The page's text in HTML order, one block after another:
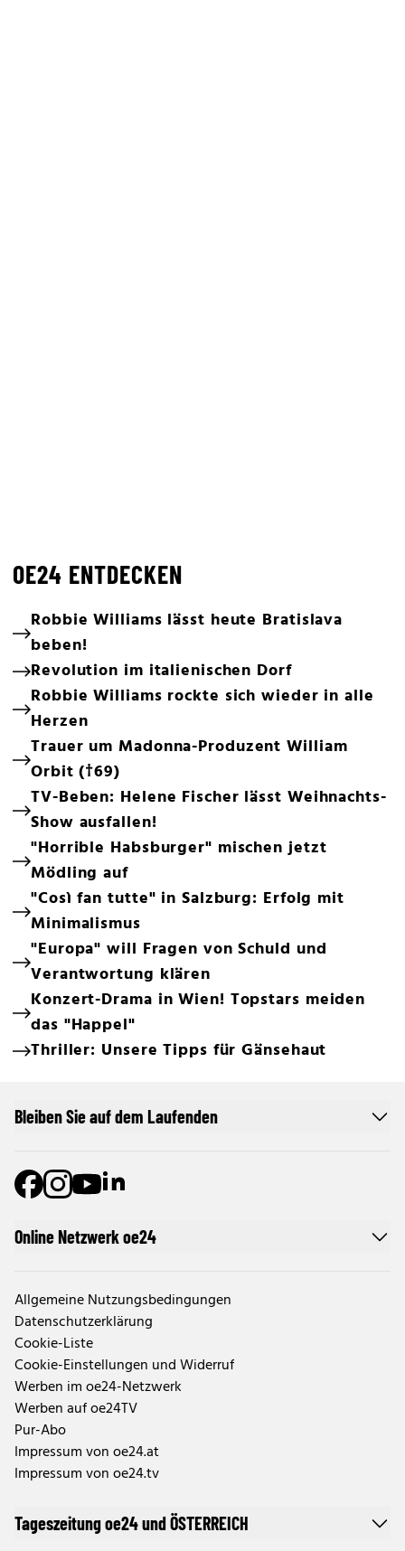
OE24 ENTDECKEN
Robbie Williams lässt heute Bratislava
beben!
Revolution im italienischen Dorf
Robbie Williams rockte sich wieder in alle
Herzen
Trauer um Madonna-Produzent William
Orbit (†69)
TV-Beben: Helene Fischer lässt Weihnachts-
Show ausfallen!
"Horrible Habsburger" mischen jetzt
Mödling auf
"Così fan tutte" in Salzburg: Erfolg mit
Minimalismus
"Europa" will Fragen von Schuld und
Verantwortung klären
Konzert-Drama in Wien! Topstars meiden
das "Happel"
Thriller: Unsere Tipps für Gänsehaut
Online Netzwerk oe24
Allgemeine Nutzungsbedingungen
Datenschutzerklärung
Cookie-Liste
Cookie-Einstellungen und Widerruf
Werben im oe24-Netzwerk
Werben auf oe24TV
Pur-Abo
Impressum von oe24.at
Impressum von oe24.tv
Tageszeitung oe24 und ÖSTERREICH
Bleiben Sie auf dem Laufenden